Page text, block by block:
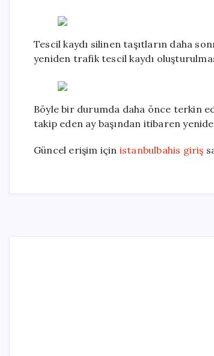
Tescil kaydı silinen taşıtların daha
yeniden trafik tescil kaydı
Böyle bir durumda daha önce terkin
takip eden ay başından itibaren
Güncel erişim için istanbulbahis giriş